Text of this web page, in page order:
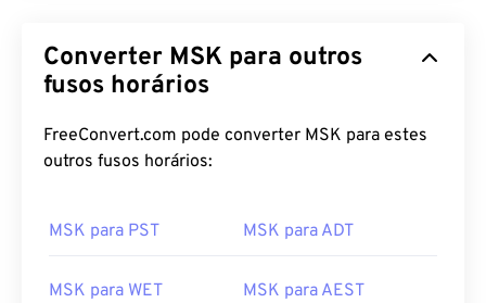
Converter MSK para outros
fusos horários
FreeConvert.com pode converter MSK para estes
outros fusos horários:
MSK para PST MSK para ADT
MSK para WET MSK para AEST